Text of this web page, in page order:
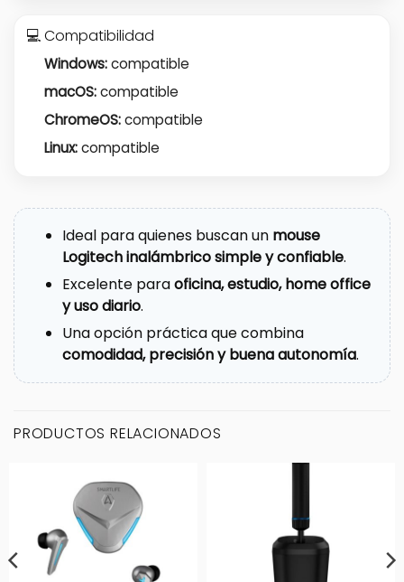
💻 Compatibilidad
Windows:compatible
macOS:compatible
ChromeOS:compatible
Linux:compatible
Ideal para quienes buscan un mouse
Logitech inalámbrico simple y confiable.
Excelente paraoficina, estudio, home office
y uso diario.
Una opción práctica que combina
comodidad, precisión y buena autonomía.
PRODUCTOS RELACIONADOS